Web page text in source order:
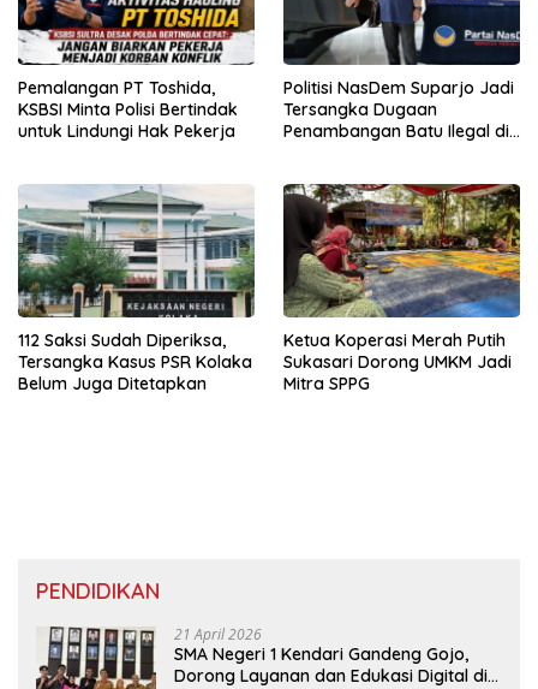
Pemalangan PT Toshida,
KSBSI Minta Polisi Bertindak
untuk Lindungi Hak Pekerja
Politisi NasDem Suparjo Jadi
Tersangka Dugaan
Penambangan Batu Ilegal di
112 Saksi Sudah Diperiksa,
Tersangka Kasus PSR Kolaka
Belum Juga Ditetapkan
Ketua Koperasi Merah Putih
Sukasari Dorong UMKM Jadi
Mitra SPPG
PENDIDIKAN
21 April 2026
SMA Negeri 1 Kendari Gandeng Gojo,
Dorong Layanan dan Edukasi Digital di